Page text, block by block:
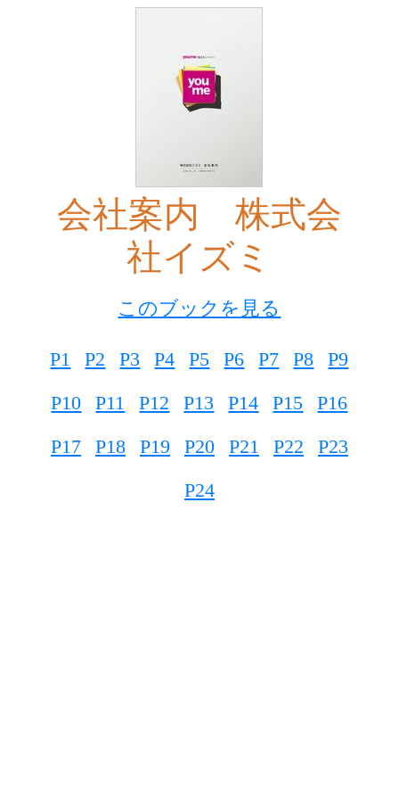
会社案内 株式会
社イズミ
このブックを見る
P1 P2 P3 P4 P5 P6 P7 P8
P9
P10
P11 P12 P13 P14 P15
P16
P17
P18 P19 P20 P21 P22
P23
P24